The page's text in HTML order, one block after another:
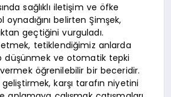
sağlıklı iletişim ve öfke
belirten Şimşek,
geçtiğini vurguladı.
etmek, tetiklendiğimiz anlarda
düşünmek ve otomatik tepki
öğrenilebilir bir beceridir.
karşı tarafın niyetini